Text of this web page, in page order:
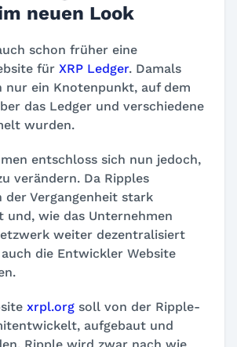
neuen Look
schon früher eine
für XRP Ledger. Damals
nur ein Knotenpunkt, auf dem
das Ledger und verschiedene
wurden.
entschloss sich nun jedoch,
verändern. Da Ripples
der Vergangenheit stark
und, wie das Unternehmen
weiter dezentralisiert
die Entwickler Website
xrpl.org soll von der Ripple-
aufgebaut und